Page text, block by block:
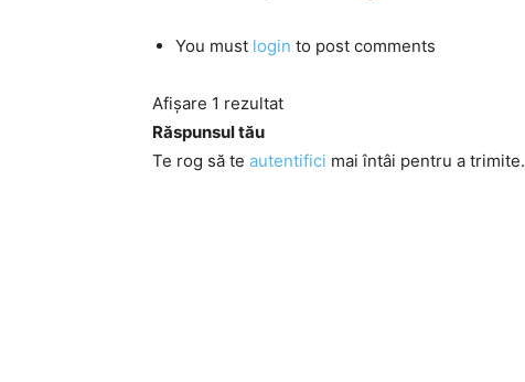
You must login to post comments
Afișare 1 rezultat
Răspunsul tău
Te rog să te autentifici mai întâi pentru a trimite.